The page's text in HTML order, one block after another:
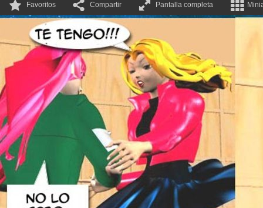
Favoritos Compartir Pantalla completa